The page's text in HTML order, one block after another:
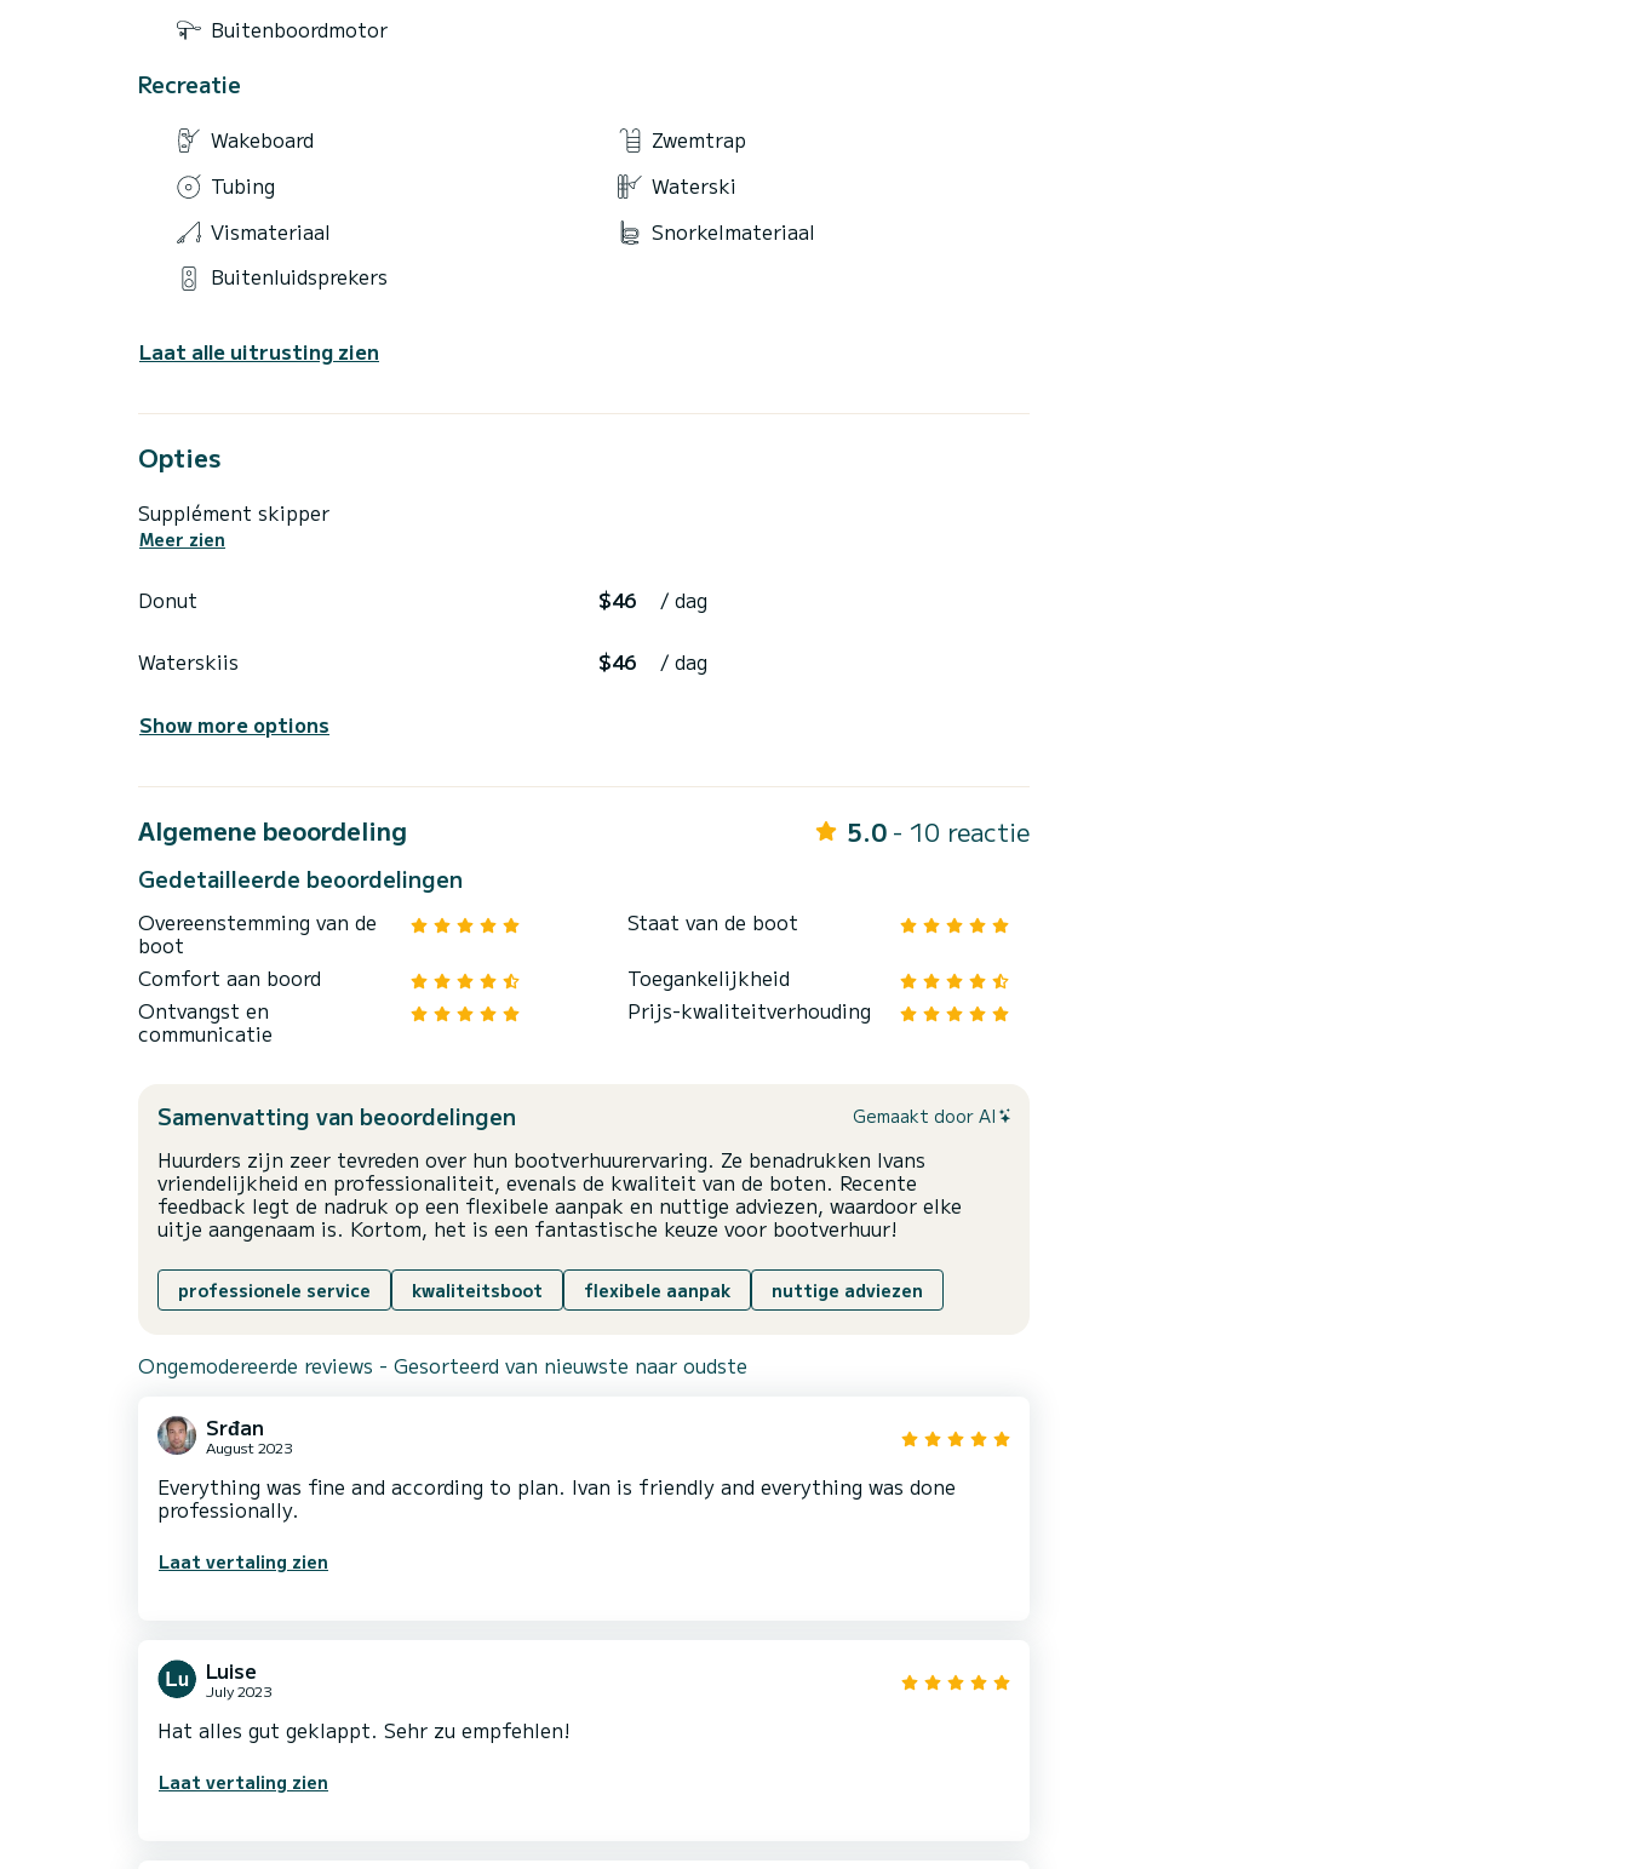
Buitenboordmotor
Recreatie
Wakeboard
Zwemtrap
Tubing
Waterski
Vismateriaal
Snorkelmateriaal
Buitenluidsprekers
Laat alle uitrusting zien
Opties
Supplément skipper
Meer zien
Donut $46 / dag
Waterskiis $46 / dag
Show more options
Algemene beoordeling 5.0 - 10 reactie
Gedetailleerde beoordelingen
Overeenstemming van de
boot
Staat van de boot
Comfort aan boord
Toegankelijkheid
Ontvangst en
communicatie
Prijs-kwaliteitverhouding
Samenvatting van beoordelingen Gemaakt door AI
Huurders zijn zeer tevreden over hun bootverhuurervaring. Ze benadrukken Ivans
vriendelijkheid en professionaliteit, evenals de kwaliteit van de boten. Recente
feedback legt de nadruk op een flexibele aanpak en nuttige adviezen, waardoor elke
uitje aangenaam is. Kortom, het is een fantastische keuze voor bootverhuur!
professionele service kwaliteitsboot flexibele aanpak nuttige adviezen
Ongemodereerde reviews - Gesorteerd van nieuwste naar oudste
Srđan
August 2023
Everything was fine and according to plan. Ivan is friendly and everything was done
professionally.
Laat vertaling zien
Luise
July 2023
Hat alles gut geklappt. Sehr zu empfehlen!
Laat vertaling zien